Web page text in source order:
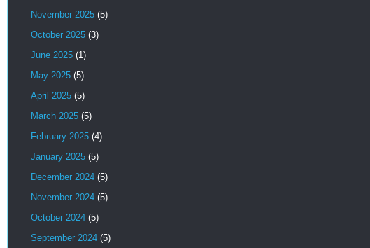
November 2025 (5)
October 2025 (3)
June 2025 (1)
May 2025 (5)
April 2025 (5)
March 2025 (5)
February 2025 (4)
January 2025 (5)
December 2024 (5)
November 2024 (5)
October 2024 (5)
September 2024 (5)